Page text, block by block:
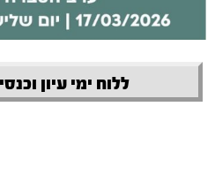
ללוח ימי עיון